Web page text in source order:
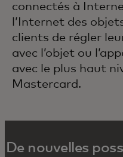
connectés à
l’Internet des
clients de régler
avec l’objet ou
avec le plus haut
Mastercard.
De nouvelles